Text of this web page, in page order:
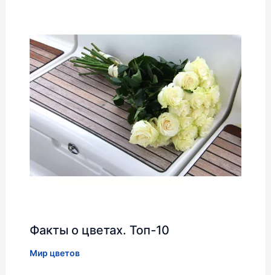
Факты о цветах. Топ-10
Мир цветов